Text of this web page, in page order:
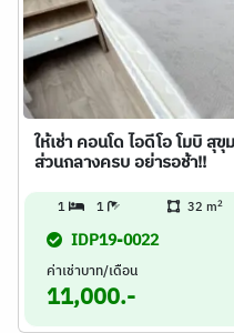
ให้เช่า คอนโด ไอดีโอ โมบิ
ส่วนกลางครบ อย่ารอช้า!!
1 1 32 m2
IDP19-0022
ค่าเช่าบาท/เดือน
11,000.-